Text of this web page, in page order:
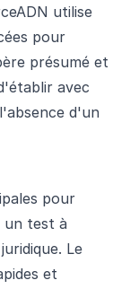
utilise
pour
présumé et
avec
d'un
pour
un test à
Le
et